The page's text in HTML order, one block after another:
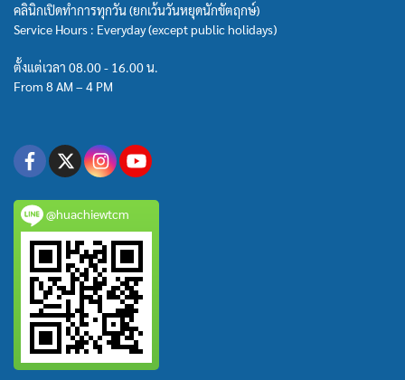
คลินิกเปิดทำการทุกวัน (ยกเว้นวันหยุดนักขัตฤกษ์)
Service Hours : Everyday (except public holidays)
ตั้งแต่เวลา 08.00 - 16.00 น.
From 8 AM – 4 PM
@huachiewtcm